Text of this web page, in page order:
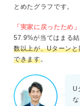
とめたグラフです。
「実家に戻ったため」
57.9%が当てはまる
数以上が、Uターン
できます。
U